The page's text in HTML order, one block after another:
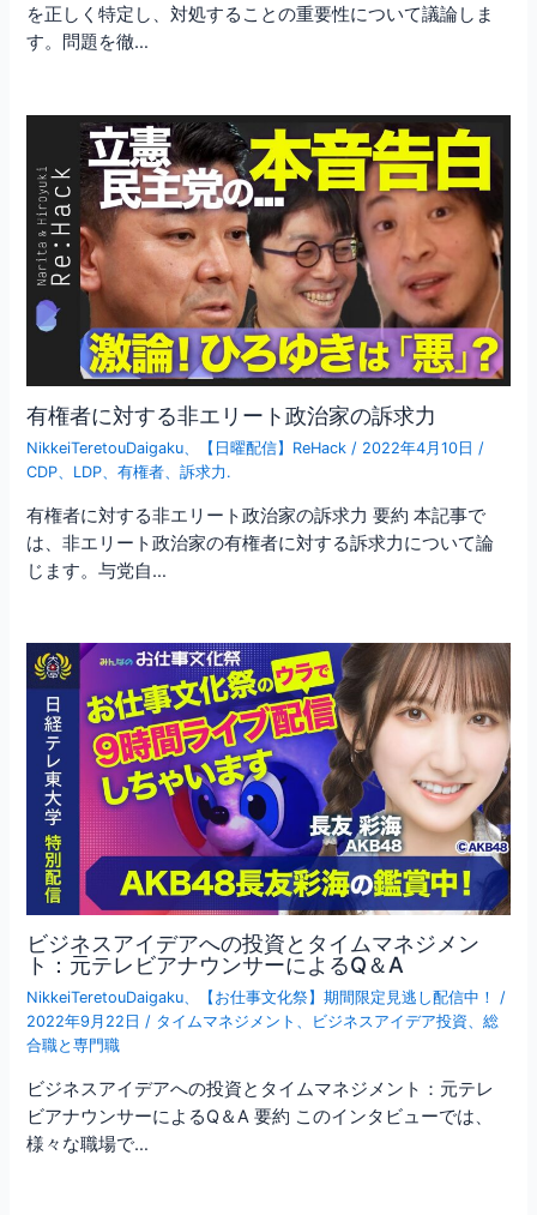
を正しく特定し、対処することの重要性について議論しま
す。問題を徹…
有権者に対する非エリート政治家の訴求力
NikkeiTeretouDaigaku、 【日曜配信】ReHack / 2022年4月10日 /
CDP、 LDP、有権者、訴求力.
有権者に対する非エリート政治家の訴求力 要約 本記事で
は、非エリート政治家の有権者に対する訴求力について論
じます。与党自…
ビジネスアイデアへの投資とタイムマネジメン
ト：元テレビアナウンサーによるQ＆A
NikkeiTeretouDaigaku、 【お仕事文化祭】期間限定見逃し配信中！ /
2022年9月22日 / タイムマネジメント 、 ビジネスアイデア投資、総
合職と専門職
ビジネスアイデアへの投資とタイムマネジメント：元テレ
ビアナウンサーによるQ＆A 要約 このインタビューでは、
様々な職場で…